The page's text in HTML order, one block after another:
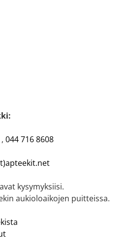
, 044 716 8608
kysymyksiisi.
aukioloaikojen puitteissa.